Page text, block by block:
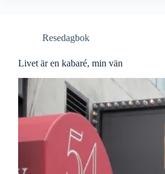
Resedagbok
Livet är en kabaré, min vän